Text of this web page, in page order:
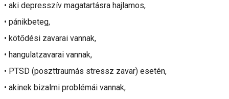
• aki depresszív magatartásra hajlamos,
• pánikbeteg,
• kötődési zavarai vannak,
• hangulatzavarai vannak,
• PTSD (poszttraumás stressz zavar) esetén,
• akinek bizalmi problémái vannak,